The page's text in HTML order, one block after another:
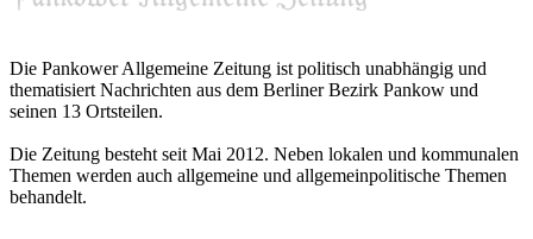
Die Pankower Allgemeine Zeitung ist politisch unabhängig und
thematisiert Nachrichten aus dem Berliner Bezirk Pankow und
seinen 13 Ortsteilen.
Die Zeitung besteht seit Mai 2012. Neben lokalen und kommunalen
Themen werden auch allgemeine und allgemeinpolitische Themen
behandelt.